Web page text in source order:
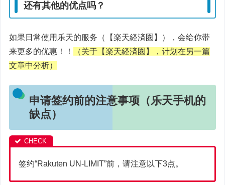
还有其他的优点吗？
如果日常使用乐天的服务（【楽天経済圏】），会给你带
来更多的优惠！！
（关于【楽天経済圏】，计划在另一篇
文章中分析）
申请签约前的注意事项（乐天手机的
缺点）
签约“Rakuten UN-LIMIT”前，请注意以下3点。